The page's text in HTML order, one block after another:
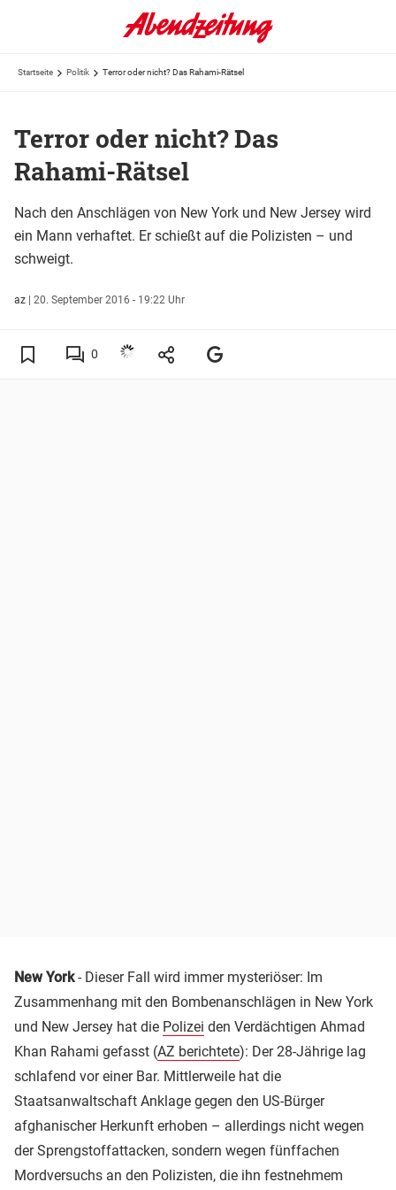
Startseite Politik Terror oder nicht? Das Rahami-Rätsel
Terror oder nicht? Das
Rahami-Rätsel
Nach den Anschlägen von New York und New Jersey wird
ein Mann verhaftet. Er schießt auf die Polizisten – und
schweigt.
az | 20. September 2016 - 19:22 Uhr
0
New York- Dieser Fall wird immer mysteriöser: Im
Zusammenhang mit den Bombenanschlägen in New York
und New Jersey hat die Polizei den Verdächtigen Ahmad
Khan Rahami gefasst (AZ berichtete): Der 28-Jährige lag
schlafend vor einer Bar. Mittlerweile hat die
Staatsanwaltschaft Anklage gegen den US-Bürger
afghanischer Herkunft erhoben – allerdings nicht wegen
der Sprengstoffattacken, sondern wegen fünffachen
Mordversuchs an den Polizisten, die ihn festnehmem